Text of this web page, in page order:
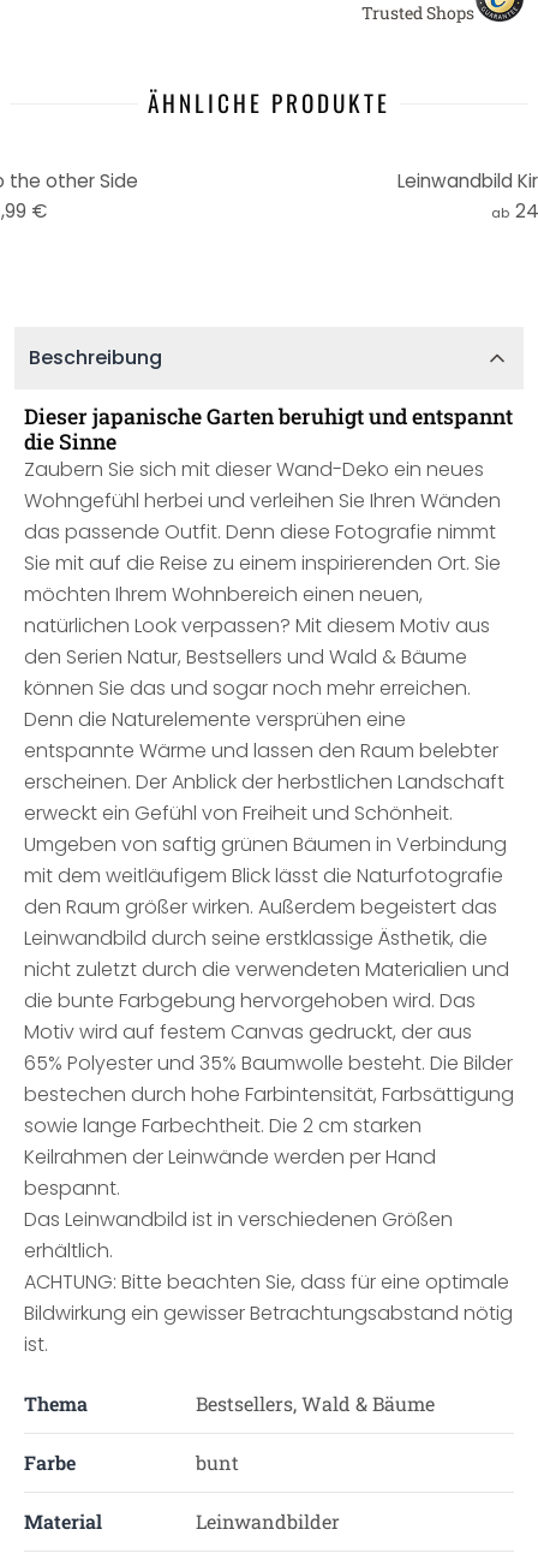
Trusted Shops
ÄHNLICHE PRODUKTE
the other Side
€
Leinwandbild
ab
Beschreibung
Dieser japanische Garten beruhigt und entspannt
die Sinne
Zaubern Sie sich mit dieser Wand-Deko ein neues
Wohngefühl herbei und verleihen Sie Ihren Wänden
das passende Outfit. Denn diese Fotografie nimmt
Sie mit auf die Reise zu einem inspirierenden Ort. Sie
möchten Ihrem Wohnbereich einen neuen,
natürlichen Look verpassen? Mit diesem Motiv aus
den Serien Natur, Bestsellers und Wald & Bäume
können Sie das und sogar noch mehr erreichen.
Denn die Naturelemente versprühen eine
entspannte Wärme und lassen den Raum belebter
erscheinen. Der Anblick der herbstlichen Landschaft
erweckt ein Gefühl von Freiheit und Schönheit.
Umgeben von saftig grünen Bäumen in Verbindung
mit dem weitläufigem Blick lässt die Naturfotografie
den Raum größer wirken. Außerdem begeistert das
Leinwandbild durch seine erstklassige Ästhetik, die
nicht zuletzt durch die verwendeten Materialien und
die bunte Farbgebung hervorgehoben wird. Das
Motiv wird auf festem Canvas gedruckt, der aus
65% Polyester und 35% Baumwolle besteht. Die Bilder
bestechen durch hohe Farbintensität, Farbsättigung
sowie lange Farbechtheit. Die 2 cm starken
Keilrahmen der Leinwände werden per Hand
bespannt.
Das Leinwandbild ist in verschiedenen Größen
erhältlich.
ACHTUNG: Bitte beachten Sie, dass für eine optimale
Bildwirkung ein gewisser Betrachtungsabstand nötig
ist.
Thema Bestsellers, Wald & Bäume
Farbe bunt
Material Leinwandbilder